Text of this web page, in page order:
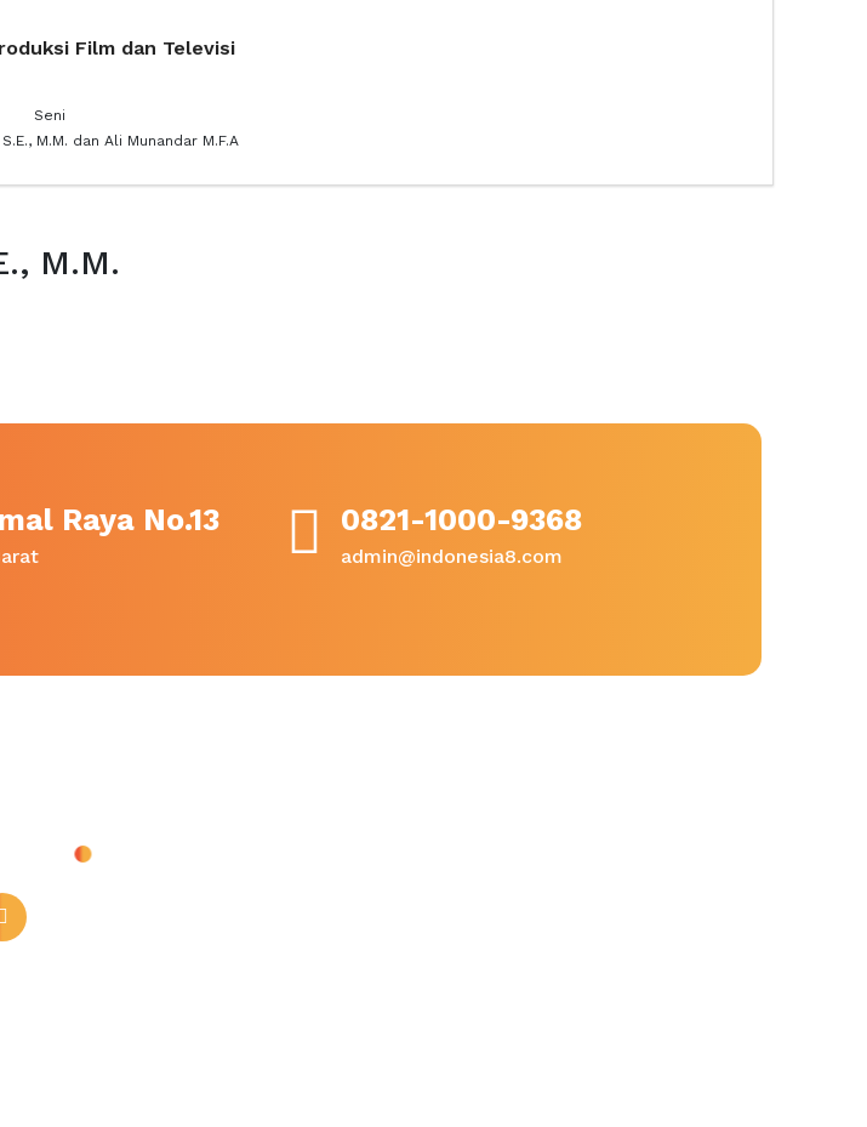
Film dan Televisi
Seni
M.M. dan Ali Munandar M.F.A
M.M.
Raya No.13 0821-1000-9368
admin@indonesia8.com